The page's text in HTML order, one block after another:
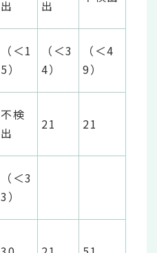
出 出
（＜1
5）
（＜3
4）
（＜4
9）
不検
出
21 21
（＜3
3）